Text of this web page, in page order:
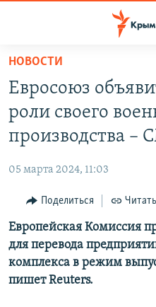
Вернуться
основному
содержанию
Вернутся
главной
навигации
Вернутся
поиску
СПЕЦПРОЕКТЫ
11 ЛЕТ ОККУПАЦИИ КРЫМА.
ВОДА
ЕЩЕ
ИНТЕРАКТИВ
ИНФОГРАФИКА
ТЕЛЕПРОЕКТ КРЫМ.РЕАЛИИ
СОВЕТЫ ПРАВОЗАЩИТНИКОВ
РАДІО СВОБОДА
КАК ОБОЙТИ
Українською
НОВОСТИ
Евросоюз
роли своего
производства –
05 марта 2024, 11:03
Поделиться
Европейская Комиссия
для перевода
комплекса в режим
пишет Reuters.